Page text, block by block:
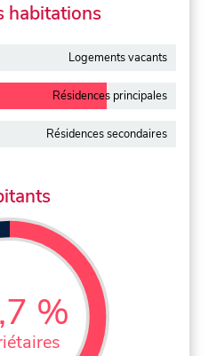
habitations
Logements vacants
Résidences principales
Résidences secondaires
%